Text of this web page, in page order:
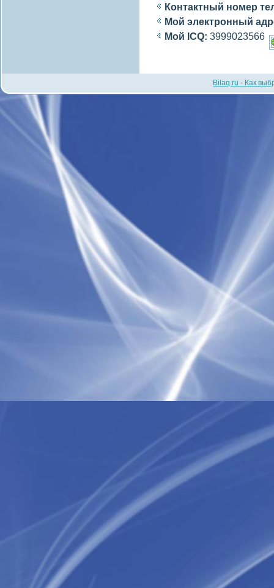
Контактный номер
Мой электронный
Мой ICQ: 3999023566
Bilaq.ru - Как